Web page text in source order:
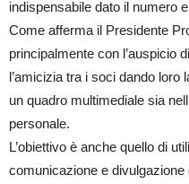
indispensabile dato il numero
Come afferma il Presidente
principalmente con l’auspicio
l’amicizia tra i soci dando loro
un quadro multimediale sia
personale.
L’obiettivo è anche quello di
comunicazione e